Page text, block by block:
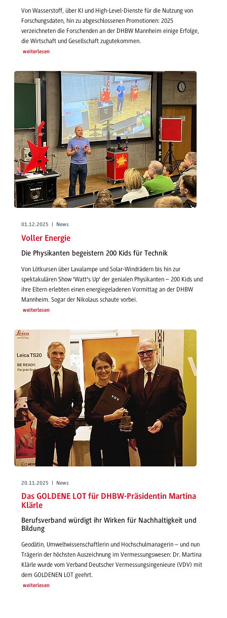
Von Wasserstoff, über KI und High-Level-Dienste für die Nutzung von
Forschungsdaten, hin zu abgeschlossenen Promotionen: 2025
verzeichneten die Forschenden an der DHBW Mannheim einige Erfolge,
die Wirtschaft und Gesellschaft zugutekommen.
weiterlesen
01.12.2025 | News
Voller Energie
Die Physikanten begeistern 200 Kids für Technik
Von Lötkursen über Lavalampe und Solar-Windrädern bis hin zur
spektakulären Show 'Watt's Up' der genialen Physikanten – 200 Kids und
ihre Eltern erlebten einen energiegeladenen Vormittag an der DHBW
Mannheim. Sogar der Nikolaus schaute vorbei.
weiterlesen
20.11.2025 | News
Das GOLDENE LOT für DHBW-Präsidentin Martina
Klärle
Berufsverband würdigt ihr Wirken für Nachhaltigkeit und
Bildung
Geodätin, Umweltwissenschaftlerin und Hochschulmanagerin – und nun
Trägerin der höchsten Auszeichnung im Vermessungswesen: Dr. Martina
Klärle wurde vom Verband Deutscher Vermessungsingenieure (VDV) mit
dem GOLDENEN LOT geehrt.
weiterlesen